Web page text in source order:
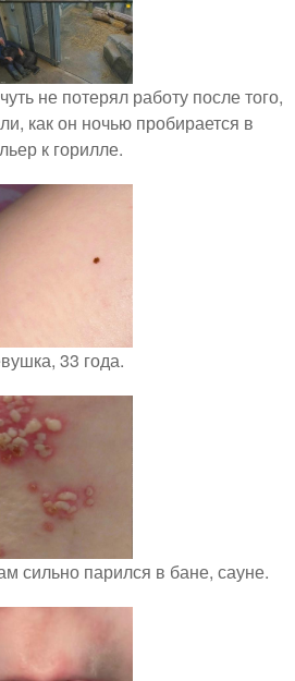
не потерял работу после того,
как он ночью пробирается в
к горилле.
33 года.
сильно парился в бане, сауне.